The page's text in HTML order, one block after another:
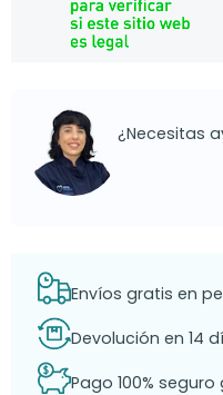
¿Necesitas
Envíos gratis en
Devolución en 14
Pago 100%